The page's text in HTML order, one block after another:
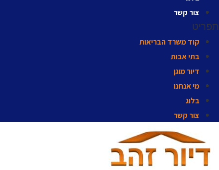
צור קשר
קוד משרד הבריאות
בתי אבות
דיור מוגן
מי אנחנו
בלוג
צור קשר